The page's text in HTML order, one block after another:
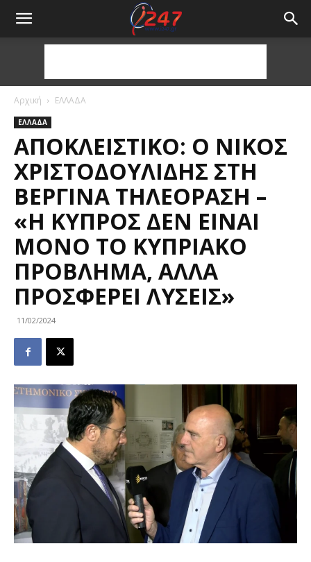
Αρχική ΕΛΛΑΔΑ
ΕΛΛΑΔΑ
ΑΠΟΚΛΕΙΣΤΙΚΌ: Ο ΝΊΚΟΣ
ΧΡΙΣΤΟΔΟΥΛΊΔΗΣ ΣΤΗ
ΒΕΡΓΊΝΑ ΤΗΛΕΌΡΑΣΗ –
«Η ΚΎΠΡΟΣ ΔΕΝ ΕΊΝΑΙ
ΜΌΝΟ ΤΟ ΚΥΠΡΙΑΚΌ
ΠΡΌΒΛΗΜΑ, ΑΛΛΆ
ΠΡΟΣΦΈΡΕΙ ΛΎΣΕΙΣ»
11/02/2024